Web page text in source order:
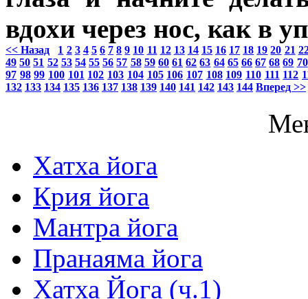
вдохи через нос, как в
<< Назад 1 2 3 4 5 6 7 8 9 10 11 12 13 14 15 16 17 18 19 20 21
49 50 51 52 53 54 55 56 57 58 59 60 61 62 63 64 65 66 67 68 69 70
97 98 99 100 101 102 103 104 105 106 107 108 109 110 111 112
132 133 134 135 136 137 138 139 140 141 142 143 144 Вперед >>
Хатха йога
Крия йога
Мантра йога
Пранаяма йога
Хатха Йога (ч.1)